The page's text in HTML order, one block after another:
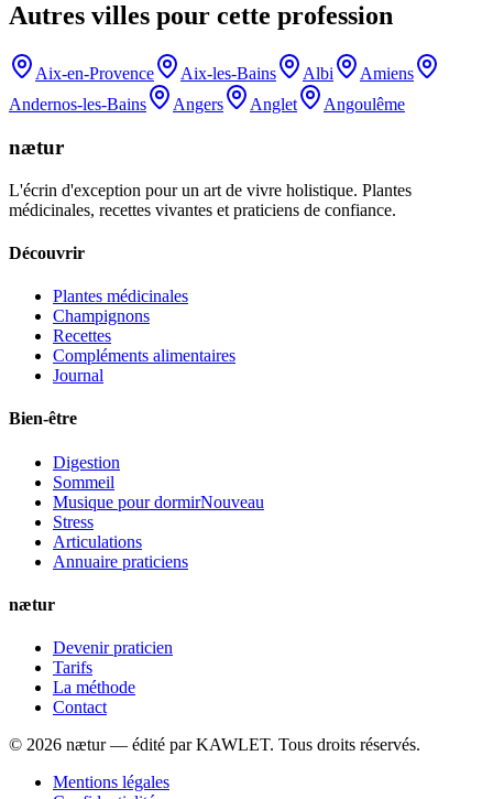
Autres villes pour cette profession
Aix-en-Provence Aix-les-Bains Albi
Amiens
Andernos-les-Bains
Angers Anglet Angoulême
nætur
L'écrin d'exception pour un art de vivre holistique. Plantes
médicinales, recettes vivantes et praticiens de confiance.
Découvrir
Plantes médicinales
Champignons
Recettes
Compléments alimentaires
Journal
Bien-être
Digestion
Sommeil
Musique pour dormirNouveau
Stress
Articulations
Annuaire praticiens
nætur
Devenir praticien
Tarifs
La méthode
Contact
© 2026 nætur — édité par KAWLET. Tous droits réservés.
Mentions légales